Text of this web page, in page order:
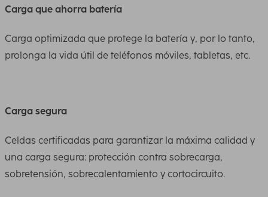
Carga que ahorra batería
Carga optimizada que protege la batería y, por lo tanto,
prolonga la vida útil de teléfonos móviles, tabletas, etc.
Carga segura
Celdas certificadas para garantizar la máxima calidad y
una carga segura: protección contra sobrecarga,
sobretensión, sobrecalentamiento y cortocircuito.